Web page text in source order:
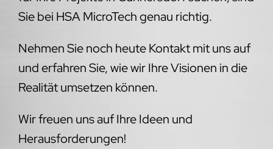
Wir freuen uns auf Ihre Ideen und
03547 1805 305
office(at)hsa-microtech.de